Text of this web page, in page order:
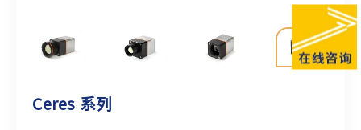
Ceres 系列